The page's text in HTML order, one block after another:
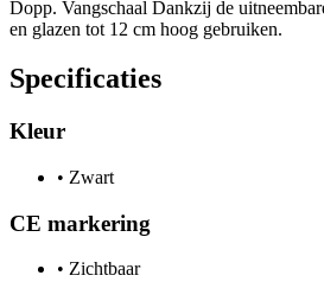
Dopp. Vangschaal Dankzij de
en glazen tot 12 cm hoog gebruiken.
Specificaties
Kleur
• Zwart
CE markering
• Zichtbaar